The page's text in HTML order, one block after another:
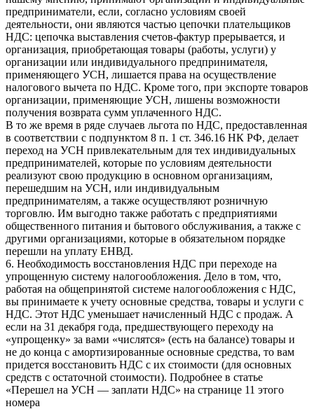
предприниматели, если, согласно условиям своей
деятельности, они являются частью цепочки плательщиков
НДС: цепочка выставления счетов-фактур прерывается, и
организация, приобретающая товары (работы, услуги) у
организации или индивидуального предпринимателя,
применяющего УСН, лишается права на осуществление
налогового вычета по НДС. Кроме того, при экспорте товаров
организации, применяющие УСН, лишены возможности
получения возврата сумм уплаченного НДС.
В то же время в ряде случаев льгота по НДС, предоставленная
в соответствии с подпунктом 8 п. 1 ст. 346.16 НК РФ, делает
переход на УСН привлекательным для тех индивидуальных
предпринимателей, которые по условиям деятельности
реализуют свою продукцию в основном организациям,
перешедшим на УСН, или индивидуальным
предпринимателям, а также осуществляют розничную
торговлю. Им выгодно также работать с предприятиями
общественного питания и бытового обслуживания, а также с
другими организациями, которые в обязательном порядке
перешли на уплату ЕНВД.
6. Необходимость восстановления НДС при переходе на
упрощенную систему налогообложения. Дело в том, что,
работая на общепринятой системе налогообложения с НДС,
вы принимаете к учету основные средства, товары и услуги с
НДС. Этот НДС уменьшает начисленный НДС с продаж. А
если на 31 декабря года, предшествующего переходу на
«упрощенку» за вами «числятся» (есть на балансе) товары и
не до конца с амортизированные основные средства, то вам
придется восстановить НДС с их стоимости (для основных
средств с остаточной стоимости). Подробнее в статье
«Перешел на УСН — заплати НДС» на странице 11 этого
номера